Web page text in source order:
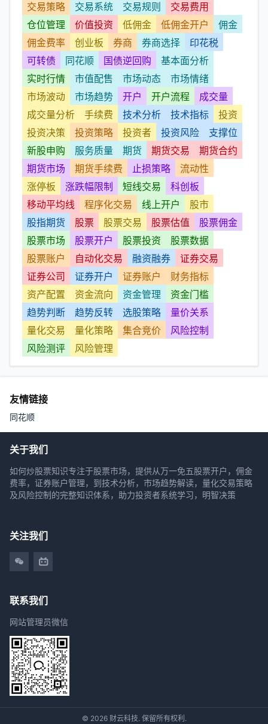
交易策略
交易系统 交易规则
交易费用
仓位管理
价值投资 低佣金 低佣金开户
佣金
佣金费率
创业板 券商 券商选择
印花税
可转债
同花顺 国债逆回购
基本面分析
实时行情
市值配售 市场动态
市场情绪
市场波动
市场趋势 开户 开户流程
成交量
成交量分析
手续费 技术分析 技术指标
投资
投资决策
投资策略 投资者 投资风险
支撑位
新股申购
服务质量 期货 期货交易
期货合约
期货市场
期货手续费 止损策略
流动性
涨停板
涨跌幅限制 短线交易
科创板
移动平均线
程序化交易 线上开户
股市
股指期货
股票 股票交易 股票估值
股票佣金
股票市场
股票开户 股票投资
股票数据
股票账户
自动化交易 融资融券
证券交易
证券公司
证券开户 证券账户
财务指标
资产配置
资金流向 资金管理
资金门槛
趋势判断
趋势反转 选股策略
量价关系
量化交易
量化策略 集合竞价
风险控制
风险测评
风险管理
友情链接
同花顺
关于我们
如何炒股票知识专注于股票市场，提供从万一免五股票开户，佣金
费率，证券账户管理，到技术分析，市场趋势解读，量化交易策略
及风险控制的完整知识体系，助力投资者系统学习，明智决策
关注我们
联系我们
网站管理员微信
© 2026 财云科技. 保留所有权利.